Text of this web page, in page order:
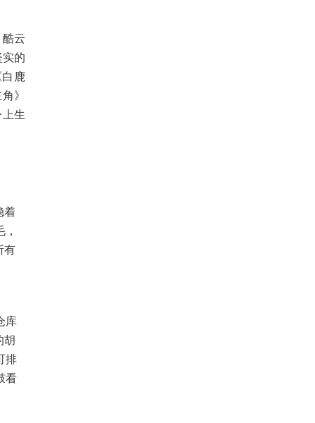
云
的
鹿
》
生
着
有
库
胡
排
看